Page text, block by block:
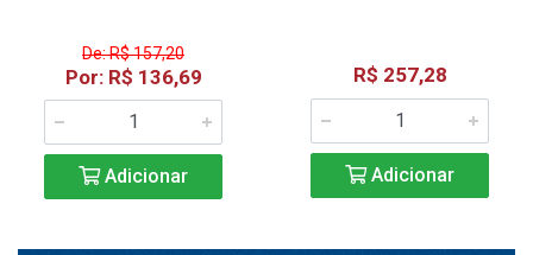
De: R$ 157,20
Por: R$ 136,69
Adicionar
R$ 257,28
Adicionar